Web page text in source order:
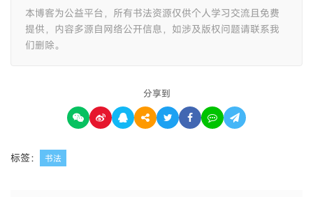
本博客为公益平台，所有书法资源仅供个人学习交流且免费
提供，内容多源自网络公开信息，如涉及版权问题请联系我
们删除。
分享到
标签： 书法